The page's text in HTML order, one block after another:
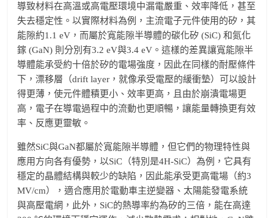
導致材料在高溫或高電壓環境中漏電嚴重、效率降低，甚至
失去穩定性。以實際材料為例，主流電子元件使用的矽，其
能隙約1.1 eV，而屬於寬能隙半導體的碳化矽 (SiC) 和氮化
鎵 (GaN) 則分別有3.2 eV與3.4 eV。這樣的差異讓寬能隙半
導體能承受約十倍於矽的電場強度，因此在同樣的耐壓條件
下，漂移層（drift layer，就像承受電壓的緩衝墊）可以設計
得更薄，使元件體積更小、效率更高，且由於崩潰電場更
高，電子在導電過程中的流動也更順暢，讓能量轉換更有效
率、反應更靈敏。
雖然SiC與GaN都屬於寬能隙半導體，但它們的物理特性與
應用方向各有優勢，以SiC（特別是4H-SiC）為例，它具有
穩定的晶體結構與較少的缺陷，因此能承受更高電場（約3
MV/cm），適合應用於電動車主逆變器、太陽能發電系統
與高壓電網，此外，SiC的熱導率約為矽的三倍，能在高達